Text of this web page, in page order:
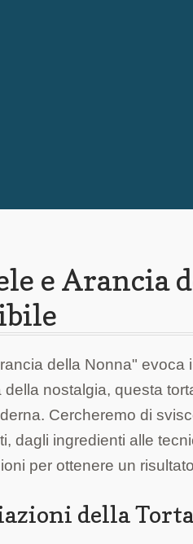
e Arancia
della Nonna"
della nostalgia, questa
Cercheremo di
dagli ingredienti alle
per ottenere un
della